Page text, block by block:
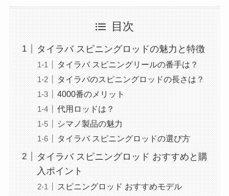
スピニングリールの番手選びとその用途
安価なモデルやシマノ製品の魅力を知る
ことができる
代用可能なロッドやメンテナンス方法が
理解できる
目次
タイラバ スピニングロッドの魅力と特徴
タイラバ スピニングリールの番手は？